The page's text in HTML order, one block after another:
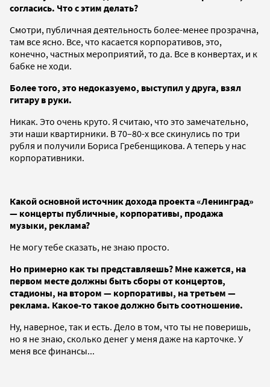
согласись. Что с этим делать?
Смотри, публичная деятельность более-менее прозрачна,
там все ясно. Все, что касается корпоративов, это,
конечно, частных мероприятий, то да. Все в конвертах, и к
бабке не ходи.
Более того, это недоказуемо, выступил у друга, взял
гитару в руки.
Никак. Это очень круто. Я считаю, что это замечательно,
эти наши квартирники. В 70–80-х все скинулись по три
рубля и получили Бориса Гребенщикова. А теперь у нас
корпоративники.
Какой основной источник дохода проекта «Ленинград»
— концерты публичные, корпоративы, продажа
музыки, реклама?
Не могу тебе сказать, не знаю просто.
Но примерно как ты представляешь? Мне кажется, на
первом месте должны быть сборы от концертов,
стадионы, на втором — корпоративы, на третьем —
реклама. Какое-то такое должно быть соотношение.
Ну, наверное, так и есть. Дело в том, что ты не поверишь,
но я не знаю, сколько денег у меня даже на карточке. У
меня все финансы...